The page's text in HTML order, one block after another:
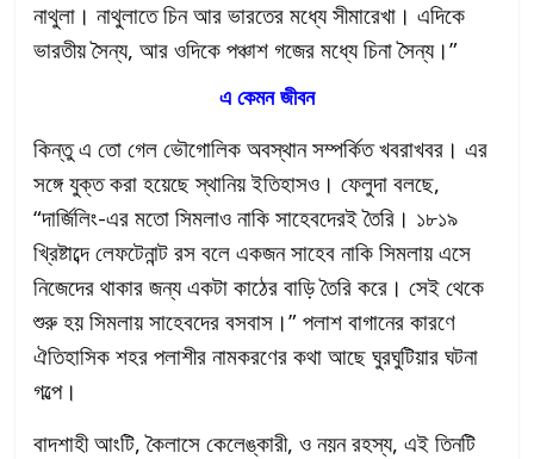
নাথুলা। নাথুলাতে চিন আর ভারতের মধ্যে সীমারেখা। এদিকে
ভারতীয় সৈন্য, আর ওদিকে পঞ্চাশ গজের মধ্যে চিনা সৈন্য।”
এ কেমন জীবন
কিন্তু এ তো গেল ভৌগোলিক অবস্থান সম্পর্কিত খবরাখবর। এর
সঙ্গে যুক্ত করা হয়েছে স্থানিয় ইতিহাসও। ফেলুদা বলছে,
“দার্জিলিং-এর মতো সিমলাও নাকি সাহেবদেরই তৈরি। ১৮১৯
খ্রিষ্টাব্দে লেফটেনান্ট রস বলে একজন সাহেব নাকি সিমলায় এসে
নিজেদের থাকার জন্য একটা কাঠের বাড়ি তৈরি করে। সেই থেকে
শুরু হয় সিমলায় সাহেবদের বসবাস।” পলাশ বাগানের কারণে
ঐতিহাসিক শহর পলাশীর নামকরণের কথা আছে ঘুরঘুটিয়ার ঘটনা
গল্পে।
বাদশাহী আংটি, কৈলাসে কেলেঙ্কারী, ও নয়ন রহস্য, এই তিনটি